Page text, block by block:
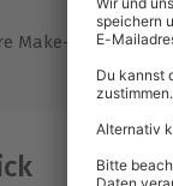
Make-Up
3